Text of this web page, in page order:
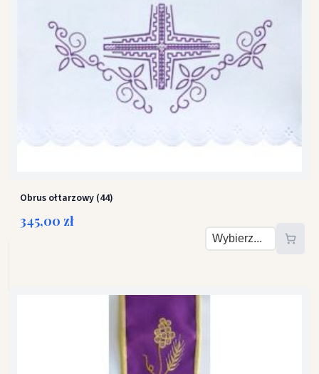
Obrus ołtarzowy (44)
345,00 zł